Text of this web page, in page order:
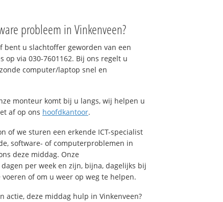
probleem in Vinkenveen?
u slachtoffer geworden van een
op via 030-7601162. Bij ons regelt u
computer/laptop snel en
monteur komt bij u langs, wij helpen u
af op ons hoofdkantoor.
of we sturen een erkende ICT-specialist
software- of computerproblemen in
deze middag. Onze
per week en zijn, bijna, dagelijks bij
of om u weer op weg te helpen.
actie, deze middag hulp in Vinkenveen?